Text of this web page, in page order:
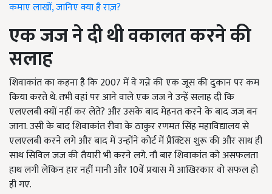
कमाए लाखों, जानिए क्या है राज़?
एक जज ने दी थी वकालत करने की
सलाह
शिवाकांत का कहना है कि 2007 में वे गन्ने की एक जूस की दुकान पर कम
किया करते थे. तभी वहां पर आने वाले एक जज ने उन्हें सलाह दी कि
एलएलबी क्यों नहीं कर लेते? और उसके बाद मेहनत करने के बाद जज बन
जाना. उसी के बाद शिवाकांत रीवा के ठाकुर रणमत सिंह महाविद्यालय से
एलएलबी करने लगे और बाद में उन्होंने कोर्ट में प्रैक्टिस शुरू की और साथ ही
साथ सिविल जज की तैयारी भी करने लगे. नौ बार शिवाकांत को असफलता
हाथ लगी लेकिन हार नहीं मानी और 10वें प्रयास में आखिरकार वो सफल हो
ही गए.